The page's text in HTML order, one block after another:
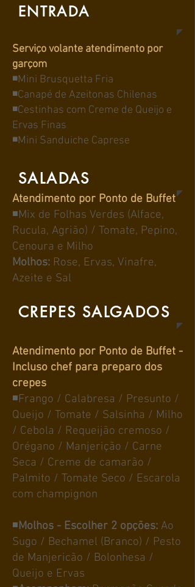
ENTRADA
Serviço volante atendimento por
garçom
◾Mini Brusquetta Fria
◾Canapé de Azeitonas Chilenas
◾Cestinhas com Creme de Queijo e
Ervas Finas
◾Mini Sanduiche Caprese
SALADAS
Atendimento por Ponto de Buffet
◾Mix de Folhas Verdes (Alface,
Rucula, Agrião) / Tomate, Pepino,
Cenoura e Milho
Molhos: Rose, Ervas, Vinafre,
Azeite e Sal
CREPES SALGADOS
Atendimento por Ponto de Buffet -
Incluso chef para preparo dos
crepes
◾Frango / Calabresa / Presunto /
Queijo / Tomate / Salsinha / Milho
/ Cebola / Requeijão cremoso /
Orégano / Manjerição / Carne
Seca / Creme de camarão /
Palmito / Tomate Seco / Escarola
com champignon
◾Molhos - Escolher 2 opções: Ao
Sugo / Bechamel (Branco) / Pesto
de Manjericão / Bolonhesa /
Queijo e Ervas